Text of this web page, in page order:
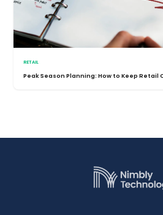
RETAIL
Peak Season Planning: How to Keep Retail